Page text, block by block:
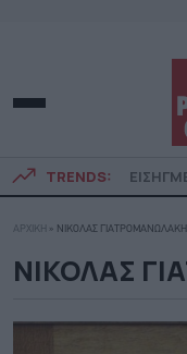
TRENDS:
ΑΡΧΙΚΗ » ΝΙΚΟΛΑΣ
ΝΙΚΟΛΑΣ